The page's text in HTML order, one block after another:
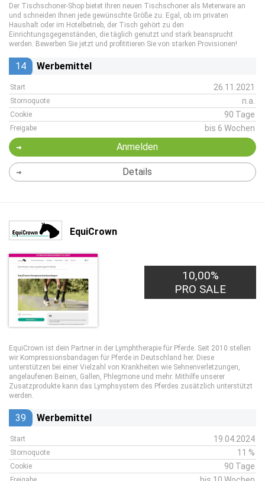
Der Tischschoner-Shop bietet Ihren neuen Tischschoner als Meterware an
und schneiden Ihnen jede gewünschte Größe zu. Egal, ob im privaten
Haushalt oder im Hotelbetrieb, der Tisch gehört zu den
Einrichtungsgegenständen, die täglich genutzt und stark beansprucht
werden. Bewerben Sie jetzt und profititieren Sie von starken Provisionen!
14 Werbemittel
Start 26.11.2021
Stornoquote n.a.
Cookie 90 Tage
Freigabe bis 6 Wochen
Anmelden
Details
EquiCrown
10,00%
PRO SALE
EquiCrown ist dein Partner in der Lymphtherapie für Pferde. Seit 2010 stellen
wir Kompressionsbandagen für Pferde in Deutschland her. Diese
unterstützen bei einer Vielzahl von Krankheiten wie Sehnenverletzungen,
angelaufenen Beinen, Gallen, Phlegmone und mehr. Mithilfe unserer
Zusatzprodukte kann das Lymphsystem des Pferdes zusätzlich unterstützt
werden.
39 Werbemittel
Start 19.04.2024
Stornoquote 11 %
Cookie 90 Tage